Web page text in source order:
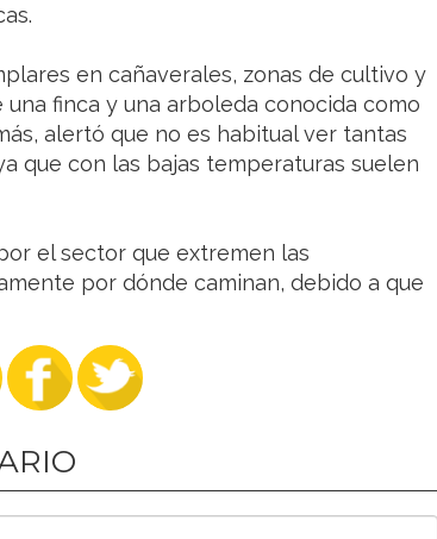
en cañaverales, zonas de cultivo y
finca y una arboleda conocida como
alertó que no es habitual ver tantas
que con las bajas temperaturas suelen
el sector que extremen las
por dónde caminan, debido a que